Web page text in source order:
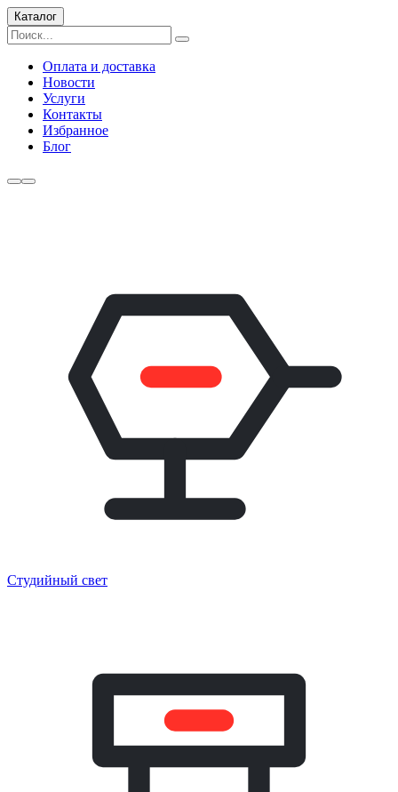
Каталог
Оплата и доставка
Новости
Услуги
Контакты
Избранное
Блог
Студийный свет